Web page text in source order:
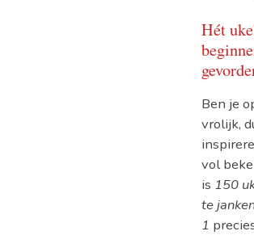
Hét
Ben je
vrolijk,
vol
is 150
te
1